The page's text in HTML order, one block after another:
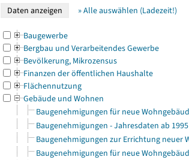
» Alle auswählen (Ladezeit!)
Baugewerbe
Bergbau und Verarbeitendes Gewerbe
Bevölkerung, Mikrozensus
Finanzen der öffentlichen Haushalte
Flächennutzung
Gebäude und Wohnen
Baugenehmigungen für neue
Baugenehmigungen - Jahresdaten ab 1995
Baugenehmigungen zur Errichtung neuer
Baugenehmigungen für neue